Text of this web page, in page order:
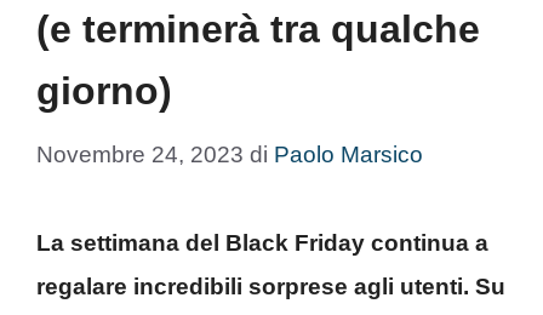
(e terminerà tra qualche
giorno)
Novembre 24, 2023 di Paolo Marsico
La settimana del Black Friday continua a
regalare incredibili sorprese agli utenti. Su